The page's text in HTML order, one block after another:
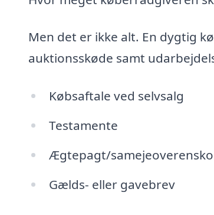
Men det er ikke alt. En dygtig
auktionsskøde samt
Købsaftale ved selvsalg
Testamente
Ægtepagt/
Gælds- eller gavebrev